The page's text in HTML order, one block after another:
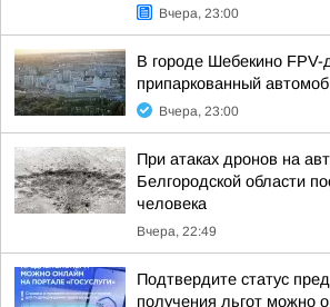
Вчера, 23:00
В городе Шебекино
припаркованный
Вчера, 23:00
При атаках дронов на
Белгородской области
человека
Вчера, 22:49
Подтвердите статус
получения льгот можно